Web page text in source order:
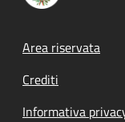
Footer
Area riservata
Crediti
Informativa